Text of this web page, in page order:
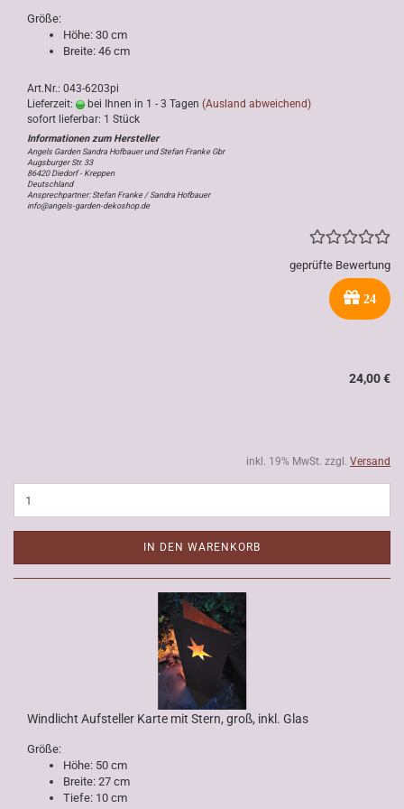
Größe:
Höhe: 30 cm
Breite: 46 cm
Art.Nr.: 043-6203pi
Lieferzeit:
bei Ihnen in 1 - 3 Tagen (Ausland abweichend)
sofort lieferbar: 1 Stück
Angels Garden Sandra Hofbauer und Stefan Franke Gbr
Augsburger Str. 33
86420 Diedorf - Kreppen
Deutschland
Ansprechpartner: Stefan Franke / Sandra Hofbauer
info@angels-garden-dekoshop.de
geprüfte Bewertung
24
24,00 €
inkl. 19% MwSt. zzgl. Versand
IN DEN WARENKORB
Windlicht Aufsteller Karte mit Stern, groß, inkl. Glas
Größe:
Höhe: 50 cm
Breite: 27 cm
Tiefe: 10 cm